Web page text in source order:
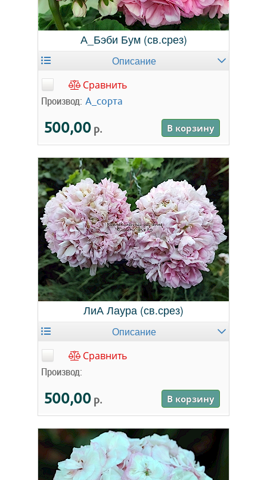
А_Бэби Бум (св.срез)
Описание
Сравнить
Производ: А_сорта
500,00 р. В корзину
ЛиА Лаура (св.срез)
Описание
Сравнить
Производ:
500,00 р. В корзину